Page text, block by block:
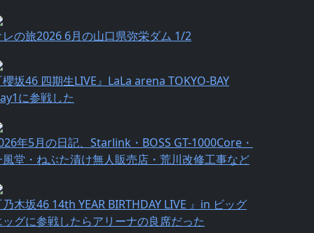
レの旅2026 6月の山口県弥栄ダム 1/2
坂46 四期生LIVE』LaLa arena TOKYO-BAY
に参戦した
年5月の日記、Starlink・BOSS GT-1000Core・
風堂・ねぶた漬け無人販売店・荒川改修工事など
⽊坂46 14th YEAR BIRTHDAY LIVE 』in ビッグ
ッグに参戦したらアリーナの良席だった